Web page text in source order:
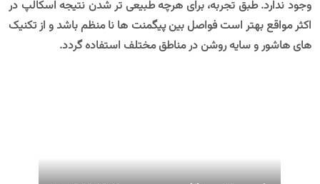
وجود ندارد. طبق تجربه، برای هرچه طبیعی تر شدن نتیجه اسکالپ در
اکثر مواقع بهتر است فواصل بین پیگمنت ها نا منظم باشد و از تکنیک
های هاشور و سایه روشن در مناطق مختلف استفاده گردد.